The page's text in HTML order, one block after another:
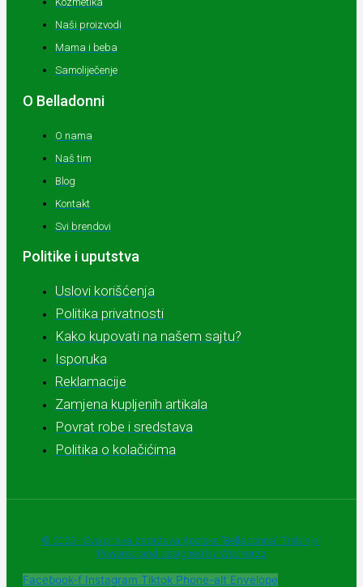
Naši proizvodi
Mama i beba
Samoliječenje
O Belladonni
O nama
Naš tim
Blog
Kontakt
Svi brendovi
Politike i uputstva
Uslovi korišćenja
Politika privatnosti
Kako kupovati na našem sajtu?
Isporuka
Reklamacije
Zamjena kupljenih artikala
Povrat robe i sredstava
Politika o kolačićima
© 2025 - Sva prava zadržava Apoteke "Belladonna" Trebinje |
Powered and designed by Webherzz
Facebook-f Instagram Tiktok Phone-alt Envelope